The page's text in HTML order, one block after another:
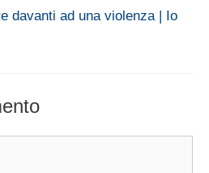
davanti ad una violenza | Io